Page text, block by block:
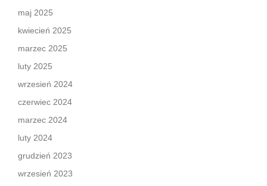
maj 2025
kwiecień 2025
marzec 2025
luty 2025
wrzesień 2024
czerwiec 2024
marzec 2024
luty 2024
grudzień 2023
wrzesień 2023